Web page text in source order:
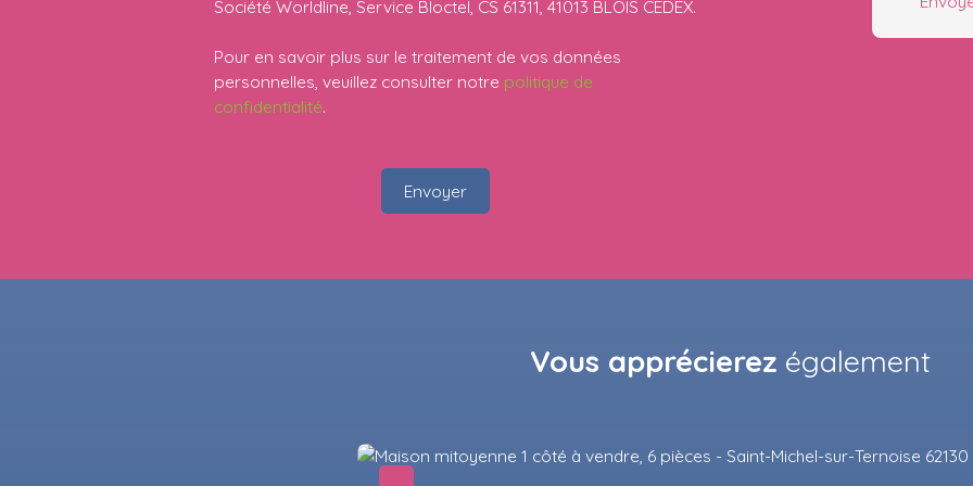
Société Worldline, Service Bloctel, CS 61311, 41013 BLOIS CEDEX.
Pour en savoir plus sur le traitement de vos données
personnelles, veuillez consulter notre politique de
confidentialité.
Envoyer
Vous apprécierez également